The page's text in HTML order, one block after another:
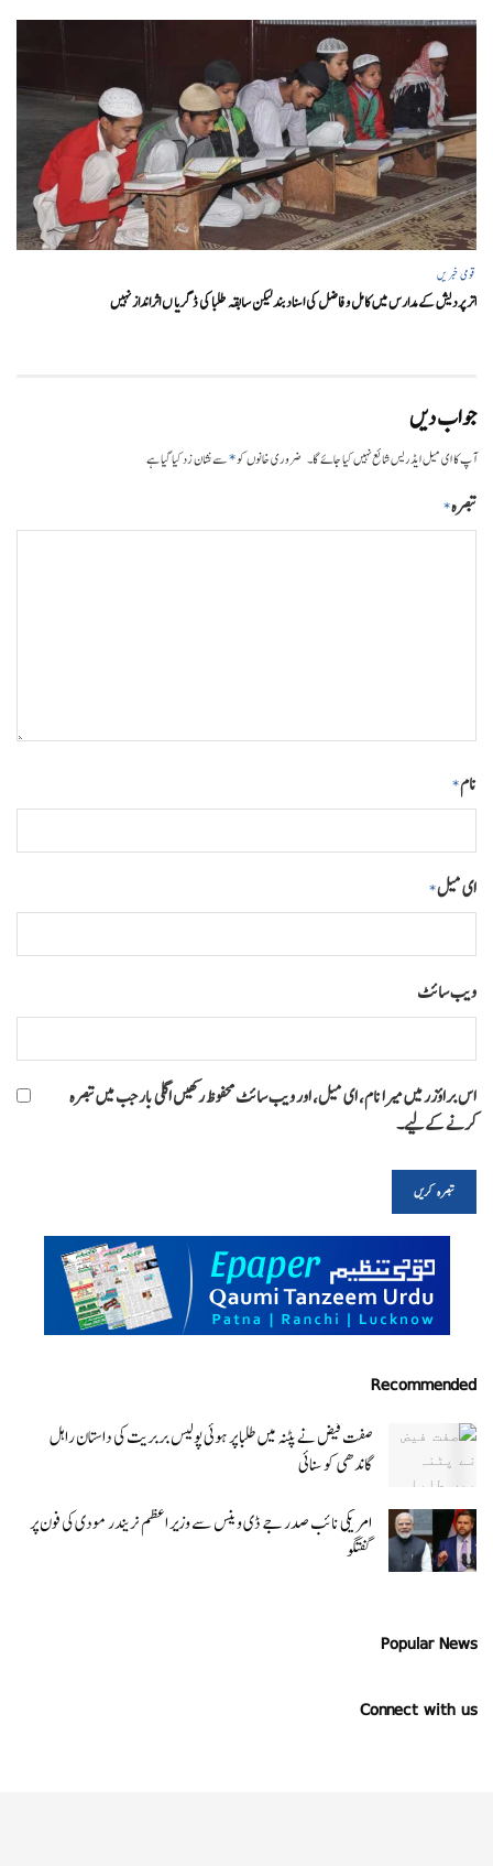
قومی خبریں
اتر پردیش کےمدارس میں کامل و فاضل کی اسناد بند لیکن سابقہ طلبا کی ڈگریا ں اثرانداز نہیں
جواب دیں
آپ کا ای میل ایڈریس شائع نہیں کیا جائے گا۔ ضروری خانوں کو*سے نشان زد کیا گیا ہے
تبصرہ*
نام*
ای میل*
ویب‌ سائٹ
اس براؤزر میں میرا نام، ای میل، اور ویب سائٹ محفوظ رکھیں اگلی بار جب میں تبصرہ
کرنے کےلیے۔
Recommended
صفت فیض نے پٹنہ میں طلبا پر ہوئی پولیس بربریت کی داستان راہل
گاندھی کو سنائی
امریکی نائب صدر جے ڈی وینس سے وزیر اعظم نریندر مودی کی فون پر
گفتگو
Popular News
Connect with us